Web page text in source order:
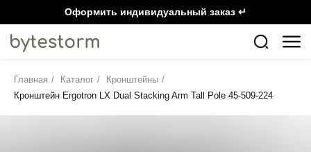
Оформить индивидуальный заказ ↵
Главная / Каталог / Кронштейны /
Кронштейн Ergotron LX Dual Stacking Arm Tall Pole 45-509-224